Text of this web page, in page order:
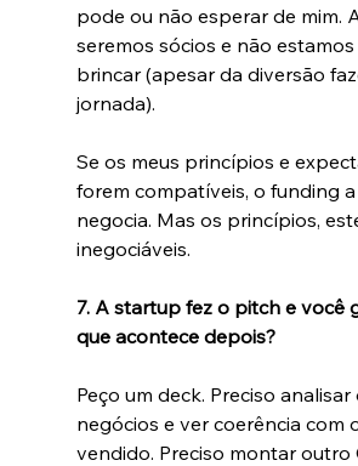
pode ou não esperar de mim.
seremos sócios e não
brincar (apesar da diversão
jornada).
Se os meus princípios e
forem compatíveis, o funding
negocia. Mas os princípios,
inegociáveis.
7. A startup fez o pitch e você
que acontece depois?
Peço um deck. Preciso
negócios e ver coerência com
vendido. Preciso montar outro